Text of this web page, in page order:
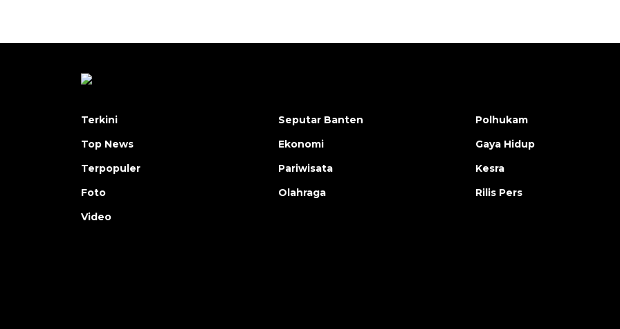
Terkini
Top News
Terpopuler
Foto
Video
Seputar Banten
Ekonomi
Pariwisata
Olahraga
Polhukam
Gaya Hidup
Kesra
Rilis Pers